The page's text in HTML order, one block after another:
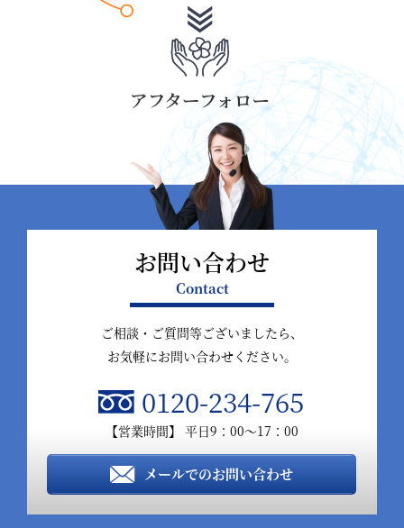
お問い合わせ
Contact
ご相談・ご質問等ございましたら、
お気軽にお問い合わせください。
0120-234-765
【営業時間】 平日9：00～17：00
メールでのお問い合わせ